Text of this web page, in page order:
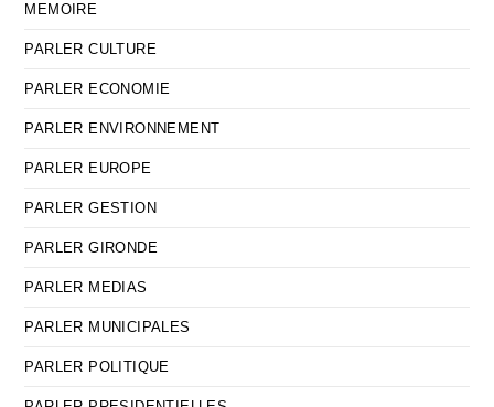
MEMOIRE
PARLER CULTURE
PARLER ECONOMIE
PARLER ENVIRONNEMENT
PARLER EUROPE
PARLER GESTION
PARLER GIRONDE
PARLER MEDIAS
PARLER MUNICIPALES
PARLER POLITIQUE